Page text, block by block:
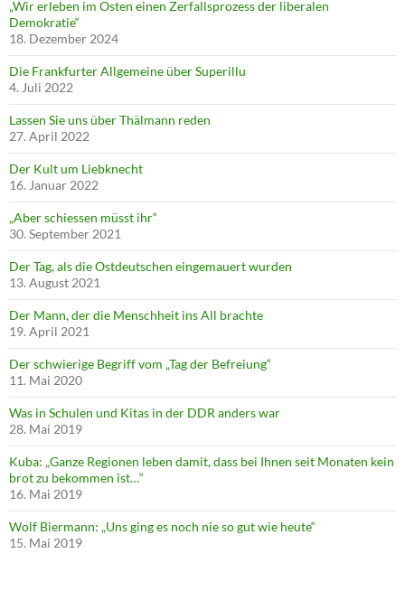
„Wir erleben im Osten einen Zerfallsprozess der liberalen
Demokratie“
18. Dezember 2024
Die Frankfurter Allgemeine über Superillu
4. Juli 2022
Lassen Sie uns über Thälmann reden
27. April 2022
Der Kult um Liebknecht
16. Januar 2022
„Aber schiessen müsst ihr“
30. September 2021
Der Tag, als die Ostdeutschen eingemauert wurden
13. August 2021
Der Mann, der die Menschheit ins All brachte
19. April 2021
Der schwierige Begriff vom „Tag der Befreiung“
11. Mai 2020
Was in Schulen und Kitas in der DDR anders war
28. Mai 2019
Kuba: „Ganze Regionen leben damit, dass bei Ihnen seit Monaten kein
brot zu bekommen ist…“
16. Mai 2019
Wolf Biermann: „Uns ging es noch nie so gut wie heute“
15. Mai 2019